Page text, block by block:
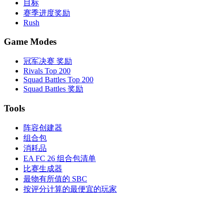
目标
赛季进度奖励
Rush
Game Modes
冠军决赛 奖励
Rivals Top 200
Squad Battles Top 200
Squad Battles 奖励
Tools
阵容创建器
组合包
消耗品
EA FC 26 组合包清单
比赛生成器
最物有所值的 SBC
按评分计算的最便宜的玩家